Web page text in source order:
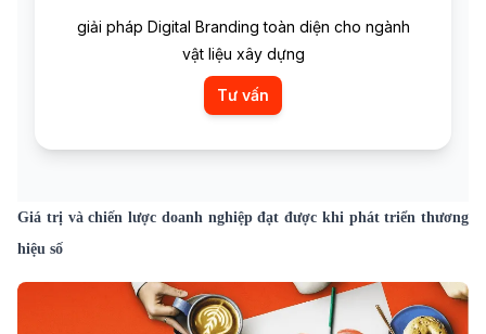
giải pháp Digital Branding toàn diện cho ngành
vật liệu xây dựng
Tư vấn
Giá trị và chiến lược doanh nghiệp đạt được khi phát triển thương
hiệu số